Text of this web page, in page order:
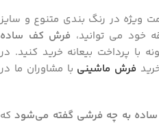
ویژه در رنگ بندی متنوع و سایز
فرش کف ساده
با پرداخت بیعانه خرید کنید. در
فرش ماشینی با مشاوران ما در
به چه فرشی گفته می‌شودکه